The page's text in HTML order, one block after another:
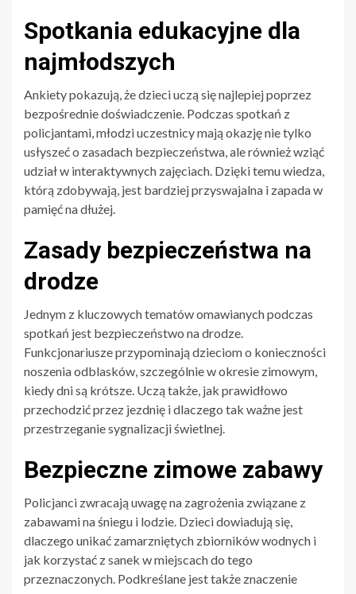
Spotkania edukacyjne dla
najmłodszych
Ankiety pokazują, że dzieci uczą się najlepiej poprzez
bezpośrednie doświadczenie. Podczas spotkań z
policjantami, młodzi uczestnicy mają okazję nie tylko
usłyszeć o zasadach bezpieczeństwa, ale również wziąć
udział w interaktywnych zajęciach. Dzięki temu wiedza,
którą zdobywają, jest bardziej przyswajalna i zapada w
pamięć na dłużej.
Zasady bezpieczeństwa na
drodze
Jednym z kluczowych tematów omawianych podczas
spotkań jest bezpieczeństwo na drodze.
Funkcjonariusze przypominają dzieciom o konieczności
noszenia odblasków, szczególnie w okresie zimowym,
kiedy dni są krótsze. Uczą także, jak prawidłowo
przechodzić przez jezdnię i dlaczego tak ważne jest
przestrzeganie sygnalizacji świetlnej.
Bezpieczne zimowe zabawy
Policjanci zwracają uwagę na zagrożenia związane z
zabawami na śniegu i lodzie. Dzieci dowiadują się,
dlaczego unikać zamarzniętych zbiorników wodnych i
jak korzystać z sanek w miejscach do tego
przeznaczonych. Podkreślane jest także znaczenie